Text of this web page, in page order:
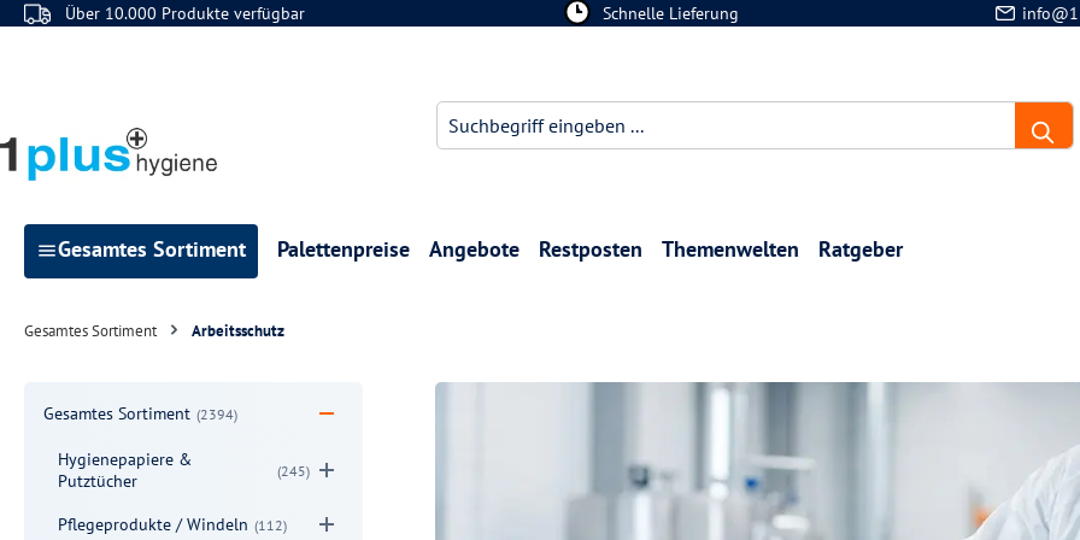
Hauptinhalt springen
Zur Suche springen
Zur Hauptnavigation springen
Über 10.000 Produkte verfügbar Schnelle Lieferung
Gesamtes Sortiment Palettenpreise Angebote Restposten Themenwelten Ratgeber
Gesamtes Sortiment Arbeitsschutz
Gesamtes Sortiment (2394)
Hygienepapiere &
Putztücher
(245)
Pflegeprodukte / Windeln (112)